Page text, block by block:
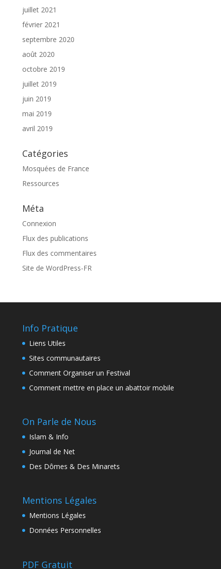
juillet 2021
février 2021
septembre 2020
août 2020
octobre 2019
juillet 2019
juin 2019
mai 2019
avril 2019
Catégories
Mosquées de France
Ressources
Méta
Connexion
Flux des publications
Flux des commentaires
Site de WordPress-FR
Info Pratique
Liens Utiles
Sites communautaires
Comment Organiser un Festival
Comment mettre en place un abattoir mobile
On Parle de Nous
Islam & Info
Journal de Net
Des Dômes & Des Minarets
Mentions Légales
Mentions Légales
Données Personnelles
PDF Gratuit